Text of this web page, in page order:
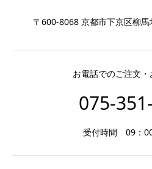
〒600-8068 京都市下京区柳
お電話でのご注文
075-
受付時間 09：